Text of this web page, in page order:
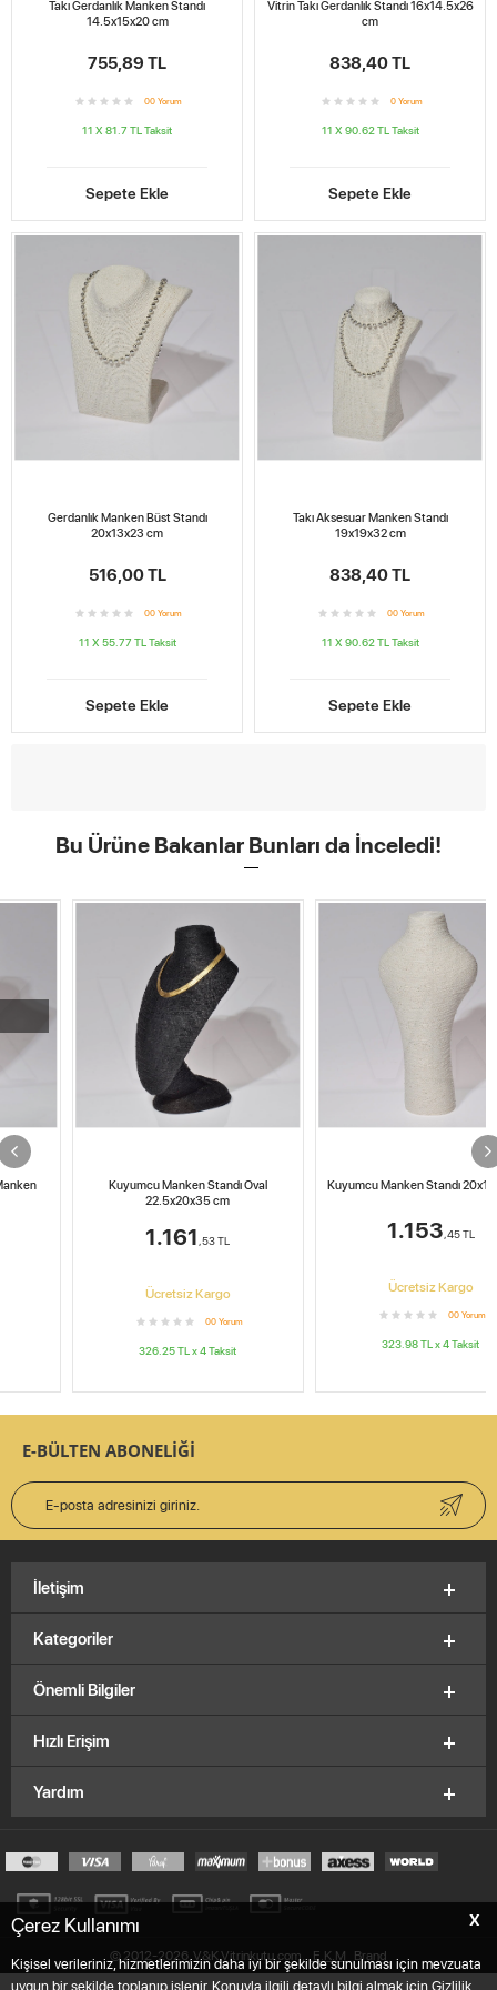
X
Çerez Kullanımı
Kişisel verileriniz, hizmetlerimizin daha iyi bir şekilde sunulması için mevzuata
uygun bir şekilde toplanıp işlenir. Konuyla ilgili detaylı bilgi almak için Gizlilik
Takı Gerdanlık Manken Standı
14.5x15x20 cm
755,89 TL
00 Yorum
11 X 81.7 TL Taksit
Sepete Ekle
Vitrin Takı Gerdanlık Standı 16x14.5x26
cm
838,40 TL
0 Yorum
11 X 90.62 TL Taksit
Sepete Ekle
Gerdanlık Manken Büst Standı
20x13x23 cm
516,00 TL
00 Yorum
11 X 55.77 TL Taksit
Sepete Ekle
Takı Aksesuar Manken Standı
19x19x32 cm
838,40 TL
00 Yorum
11 X 90.62 TL Taksit
Sepete Ekle
Bu Ürüne Bakanlar Bunları da İnceledi!
Kuyumcu Manken Standı Oval
22.5x20x35 cm
TL
Ücretsiz Kargo
00 Yorum
TL x4Taksit
Kuyumcu Manken Standı 20x12x39 cm
,45TL
Ücretsiz Kargo
00 Yorum
TL x4Taksit
E-BÜLTEN ABONELİĞİ
Kategoriler
Önemli Bilgiler
Hızlı Erişim
Yardım
© 2012-2026, V&K Vitrinkutu.com, E.K.M Brand
İletişim